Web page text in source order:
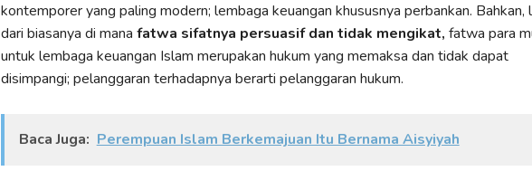
kontemporer yang paling modern; lembaga keuangan khususnya perbankan. Bahkan,
dari biasanya di mana fatwa sifatnya persuasif dan tidak mengikat, fatwa para
untuk lembaga keuangan Islam merupakan hukum yang memaksa dan tidak dapat
disimpangi; pelanggaran terhadapnya berarti pelanggaran hukum.
Baca Juga: Perempuan Islam Berkemajuan Itu Bernama Aisyiyah